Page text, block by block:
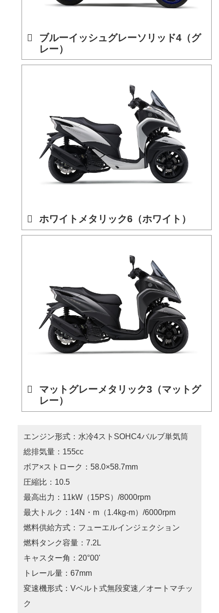
ブルーイッシュグレーソリッド4（グ
レー）
ホワイトメタリック6（ホワイト）
マットグレーメタリック3（マットグ
レー）
エンジン形式：水冷4ストSOHC4バルブ単気筒
総排気量：155cc
ボア×ストローク：58.0×58.7mm
圧縮比：10.5
最高出力：11kW（15PS）/8000rpm
最大トルク：14N・m（1.4kg-m）/6000rpm
燃料供給方式：フューエルインジェクション
燃料タンク容量：7.2L
キャスター角：20°00'
トレール量：67mm
変速機形式：Vベルト式無段変速／オートマチッ
ク